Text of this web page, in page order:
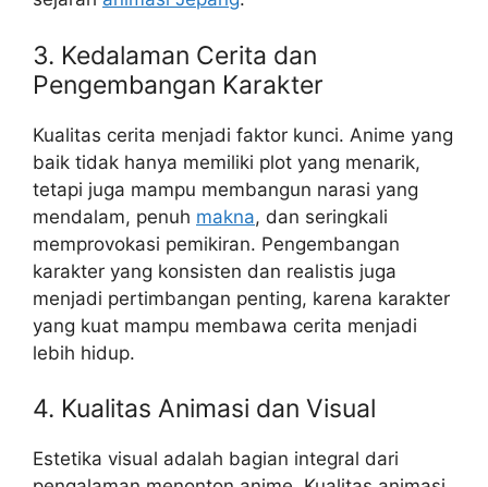
3. Kedalaman Cerita dan
Pengembangan Karakter
Kualitas cerita menjadi faktor kunci. Anime yang
baik tidak hanya memiliki plot yang menarik,
tetapi juga mampu membangun narasi yang
mendalam, penuh makna, dan seringkali
memprovokasi pemikiran. Pengembangan
karakter yang konsisten dan realistis juga
menjadi pertimbangan penting, karena karakter
yang kuat mampu membawa cerita menjadi
lebih hidup.
4. Kualitas Animasi dan Visual
Estetika visual adalah bagian integral dari